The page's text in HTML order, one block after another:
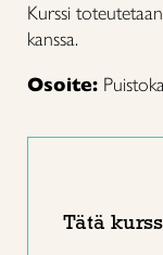
Kurssi
kanssa.
Osoite:
Tätä